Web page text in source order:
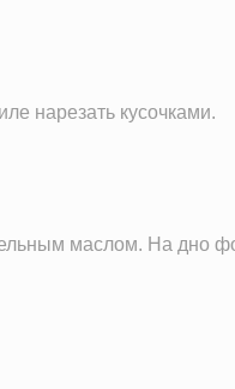
нарезать кусочками.
маслом. На дно